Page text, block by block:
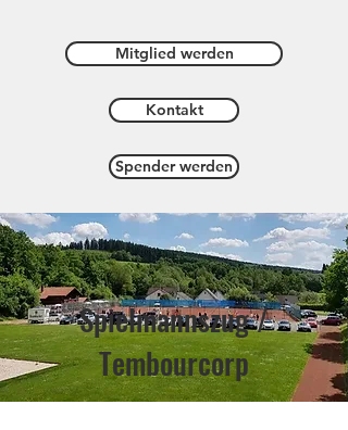
Mitglied werden
Kontakt
Spender werden
Spielmannszug /
Tembourcorp